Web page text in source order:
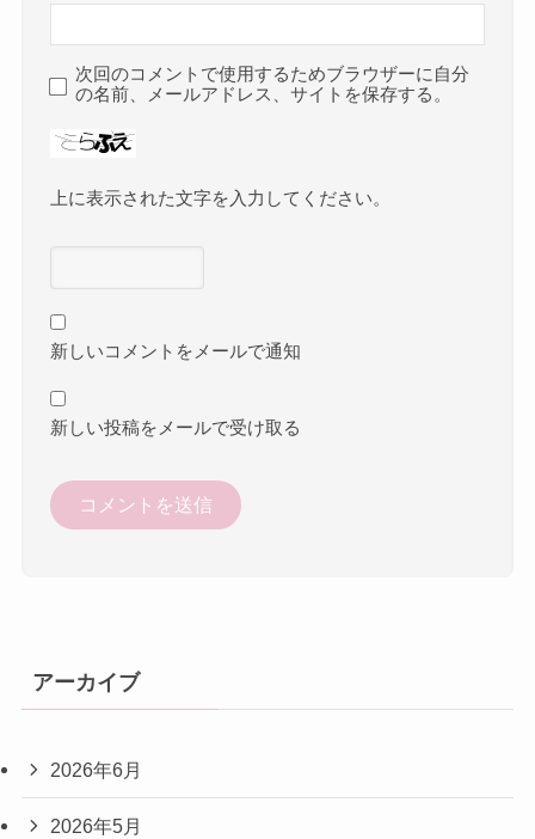
次回のコメントで使用するためブラウザーに自分
の名前、メールアドレス、サイトを保存する。
上に表示された文字を入力してください。
新しいコメントをメールで通知
新しい投稿をメールで受け取る
アーカイブ
2026年6月
2026年5月